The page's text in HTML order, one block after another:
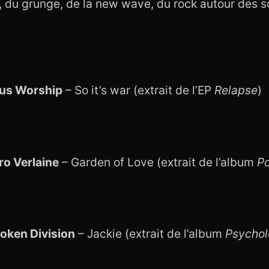
du grunge, de la new wave, du rock autour des
Worship– So it’s war (extrait de l’EP Relapse)
Verlaine– Garden of Love (extrait de l’album
Division – Jackie (extrait de l’album